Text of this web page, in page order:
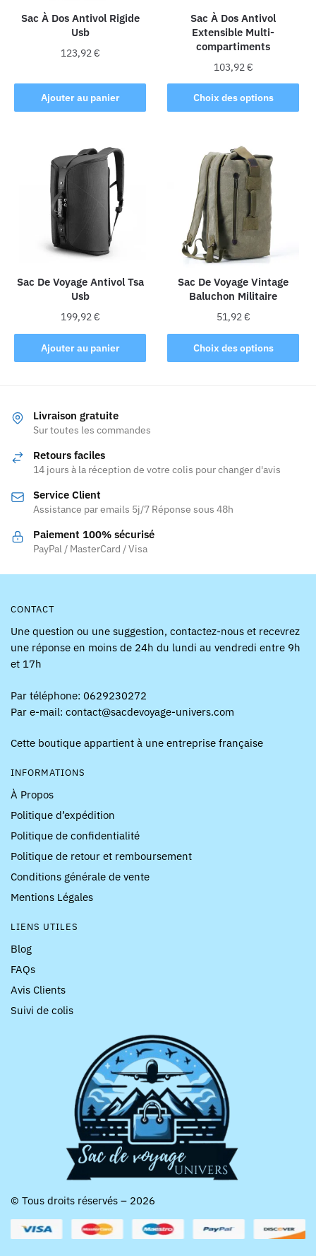
Sac À Dos Antivol Rigide
Usb
123,92€
Ajouter au panier
Sac À Dos Antivol
Extensible Multi-
compartiments
103,92€
Choix des options
Ce
produit
plusieurs
variations.
Les
options
peuvent
être
choisies
sur
la
page
du
produit
Sac De Voyage Antivol Tsa
Usb
199,92€
Ajouter au panier
Sac De Voyage Vintage
Baluchon Militaire
51,92€
Choix des options
Ce
produit
être
sur
Livraison gratuite
Sur toutes les commandes
Retours faciles
14 jours à la réception de votre colis pour changer d'avis
Service Client
Assistance par emails 5j/7 Réponse sous 48h
Paiement 100% sécurisé
PayPal / MasterCard / Visa
CONTACT
Une question ou une suggestion, contactez-nous et recevrez
une réponse en moins de 24h du lundi au vendredi entre 9h
et 17h
Par téléphone: 0629230272
Par e-mail: contact@sacdevoyage-univers.com
Cette boutique appartient à une entreprise française
INFORMATIONS
À Propos
Politique d’expédition
Politique de confidentialité
Politique de retour et remboursement
Conditions générale de vente
Mentions Légales
LIENS UTILES
Blog
FAQs
Avis Clients
Suivi de colis
© Tous droits réservés – 2026